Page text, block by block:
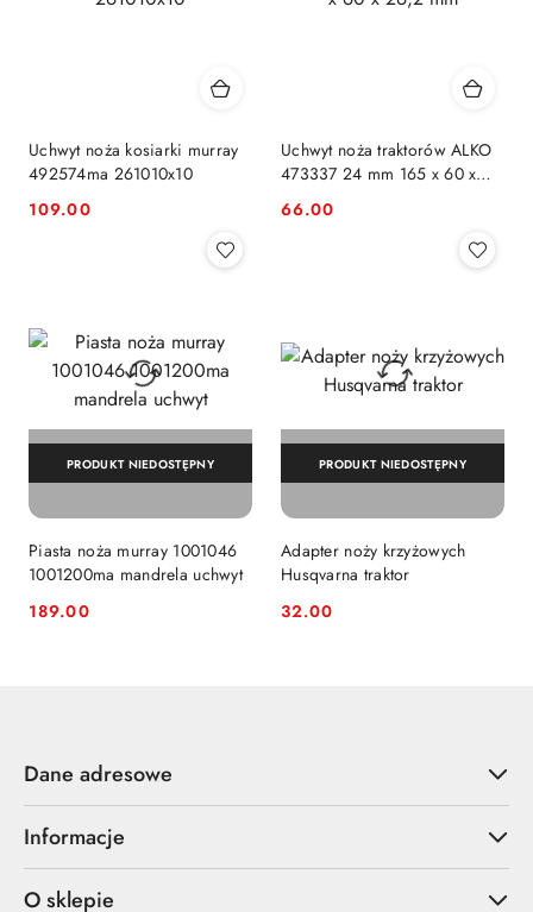
Uchwyt noża kosiarki murray
492574ma 261010x10
Cena:
109.00
Uchwyt noża traktorów ALKO
473337 24 mm 165 x 60 x
Cena:
66.00
Piasta noża murray 1001046
1001200ma mandrela uchwyt
Cena:
189.00
PRODUKT NIEDOSTĘPNY
Adapter noży krzyżowych
Husqvarna traktor
Cena:
32.00
PRODUKT NIEDOSTĘPNY
Dane adresowe
Informacje
O sklepie